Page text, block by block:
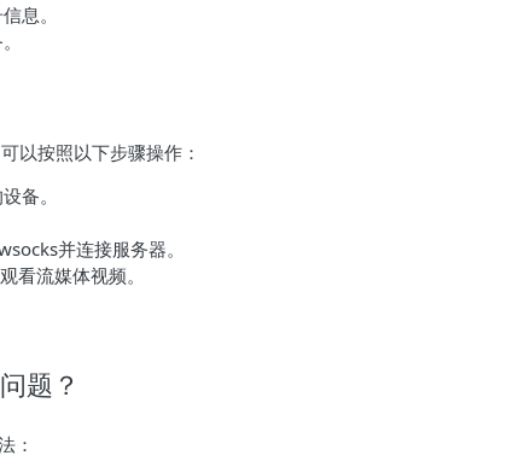
息。
以按照以下步骤操作：
备。
并连接服务器。
看流媒体视频。
题？
：